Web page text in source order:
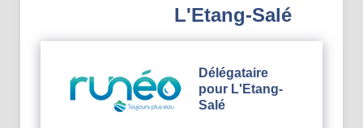
L'Etang-Salé
Délégataire
pour L'Etang-
Salé